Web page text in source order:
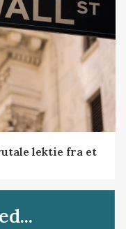
lektie fra et